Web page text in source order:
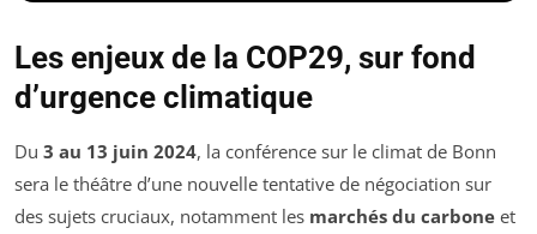
Les enjeux de la COP29, sur fond
d’urgence climatique
Du 3 au 13 juin 2024, la conférence sur le climat de Bonn
sera le théâtre d’une nouvelle tentative de négociation sur
des sujets cruciaux, notamment les marchés du carbone et